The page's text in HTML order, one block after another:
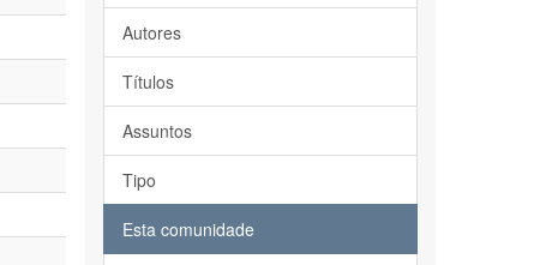
Autores
Títulos
Assuntos
Tipo
Esta comunidade